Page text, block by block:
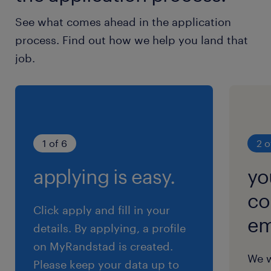
af teknisk nysgerrighed, effektivitet og et
fælles drive for at nå ambitiøse mål. Teamet
består af engagerede fagspecialister med
for at levere innovative løsninger af højeste
Odense.
• Du etablerer og styrer hele
produktionsflowet – fra indkøb og
lagerstyring til test, emballering og fragt.
See what comes ahead in the application
process. Find out how we help you land that
job.
1 of 6
applying is easy.
Click apply and fill in your
details. By applying, a profile
on MyRandstad is created.
Please keep your data up to
2
We